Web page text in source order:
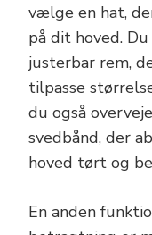
vælge en hat,
på dit hoved.
justerbar rem,
tilpasse
du også
svedbånd, der
hoved tørt og
En anden